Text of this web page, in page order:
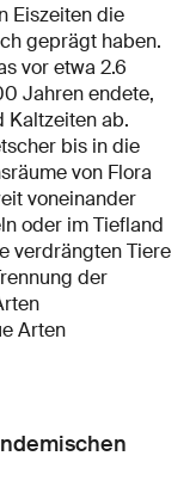
Eiszeiten die
geprägt haben.
vor etwa 2.6
Jahren endete,
Kaltzeiten ab.
bis in die
von Flora
voneinander
oder im Tiefland
verdrängten Tiere
der
Arten